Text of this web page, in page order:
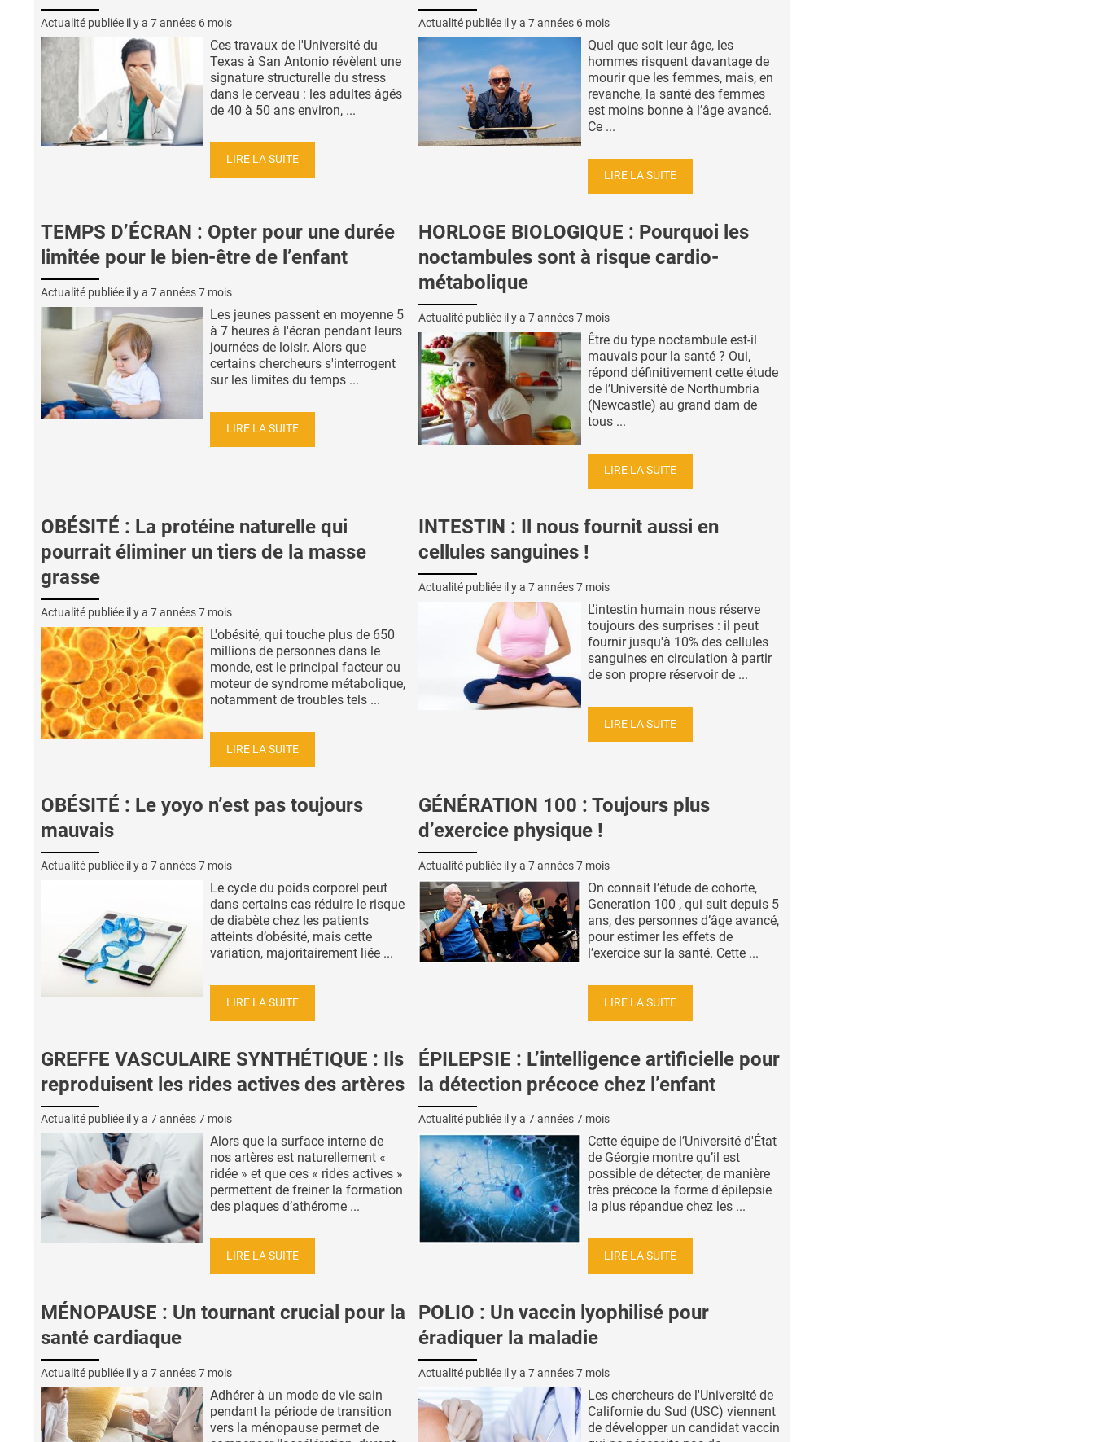
Actualité publiée il y a 7 années 6 mois
Ces travaux de l'Université du
Texas à San Antonio révèlent une
signature structurelle du stress
dans le cerveau : les adultes âgés
de 40 à 50 ans environ, ...
LIRE LA SUITE
Actualité publiée il y a 7 années 6 mois
Quel que soit leur âge, les
hommes risquent davantage de
mourir que les femmes, mais, en
revanche, la santé des femmes
est moins bonne à l’âge avancé.
Ce ...
LIRE LA SUITE
TEMPS D’ÉCRAN : Opter pour une durée
limitée pour le bien-être de l’enfant
Actualité publiée il y a 7 années 7 mois
Les jeunes passent en moyenne 5
à 7 heures à l'écran pendant leurs
journées de loisir. Alors que
certains chercheurs s'interrogent
sur les limites du temps ...
LIRE LA SUITE
HORLOGE BIOLOGIQUE : Pourquoi les
noctambules sont à risque cardio-
métabolique
Actualité publiée il y a 7 années 7 mois
Être du type noctambule est-il
mauvais pour la santé ? Oui,
répond définitivement cette étude
de l’Université de Northumbria
(Newcastle) au grand dam de
tous ...
LIRE LA SUITE
OBÉSITÉ : La protéine naturelle qui
pourrait éliminer un tiers de la masse
grasse
Actualité publiée il y a 7 années 7 mois
L'obésité, qui touche plus de 650
millions de personnes dans le
monde, est le principal facteur ou
moteur de syndrome métabolique,
notamment de troubles tels ...
LIRE LA SUITE
INTESTIN : Il nous fournit aussi en
cellules sanguines !
Actualité publiée il y a 7 années 7 mois
L'intestin humain nous réserve
toujours des surprises : il peut
fournir jusqu'à 10% des cellules
sanguines en circulation à partir
de son propre réservoir de ...
LIRE LA SUITE
OBÉSITÉ : Le yoyo n’est pas toujours
mauvais
Actualité publiée il y a 7 années 7 mois
Le cycle du poids corporel peut
dans certains cas réduire le risque
de diabète chez les patients
atteints d’obésité, mais cette
variation, majoritairement liée ...
LIRE LA SUITE
GÉNÉRATION 100 : Toujours plus
d’exercice physique !
Actualité publiée il y a 7 années 7 mois
On connait l’étude de cohorte,
Generation 100 , qui suit depuis 5
ans, des personnes d’âge avancé,
pour estimer les effets de
l’exercice sur la santé. Cette ...
LIRE LA SUITE
GREFFE VASCULAIRE SYNTHÉTIQUE : Ils
reproduisent les rides actives des artères
Actualité publiée il y a 7 années 7 mois
Alors que la surface interne de
nos artères est naturellement «
ridée » et que ces « rides actives »
permettent de freiner la formation
des plaques d’athérome ...
LIRE LA SUITE
ÉPILEPSIE : L’intelligence artificielle pour
la détection précoce chez l’enfant
Actualité publiée il y a 7 années 7 mois
Cette équipe de l’Université d'État
de Géorgie montre qu’il est
possible de détecter, de manière
très précoce la forme d'épilepsie
la plus répandue chez les ...
LIRE LA SUITE
MÉNOPAUSE : Un tournant crucial pour la
santé cardiaque
Actualité publiée il y a 7 années 7 mois
Adhérer à un mode de vie sain
pendant la période de transition
vers la ménopause permet de
POLIO : Un vaccin lyophilisé pour
éradiquer la maladie
Actualité publiée il y a 7 années 7 mois
Les chercheurs de l'Université de
Californie du Sud (USC) viennent
de développer un candidat vaccin